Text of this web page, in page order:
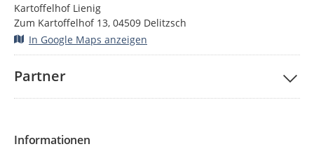
Kartoffelhof Lienig
Zum Kartoffelhof 13, 04509 Delitzsch
In Google Maps anzeigen
Partner
Informationen